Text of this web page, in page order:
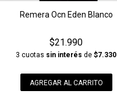
Remera Ocn Eden Blanco
$21.990
3 cuotas sin interés de$7.330
AGREGAR AL CARRITO